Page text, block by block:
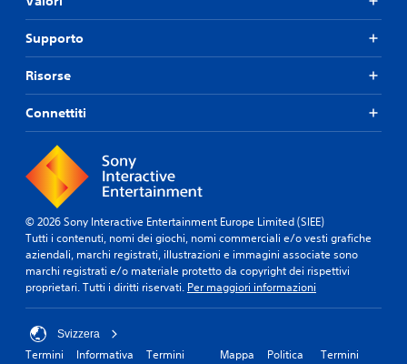
Supporto
Risorse
Connettiti
© 2026 Sony Interactive Entertainment Europe Limited (SIEE)
Tutti i contenuti, nomi dei giochi, nomi commerciali e/o vesti grafiche
aziendali, marchi registrati, illustrazioni e immagini associate sono
marchi registrati e/o materiale protetto da copyright dei rispettivi
proprietari. Tutti i diritti riservati. Per maggiori informazioni
Svizzera
Termini
Informativa
Termini
Mappa
Politica
Termini